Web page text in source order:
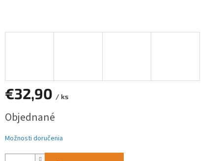
€32,90 / ks
cena:
Objednané
Možnosti doručenia